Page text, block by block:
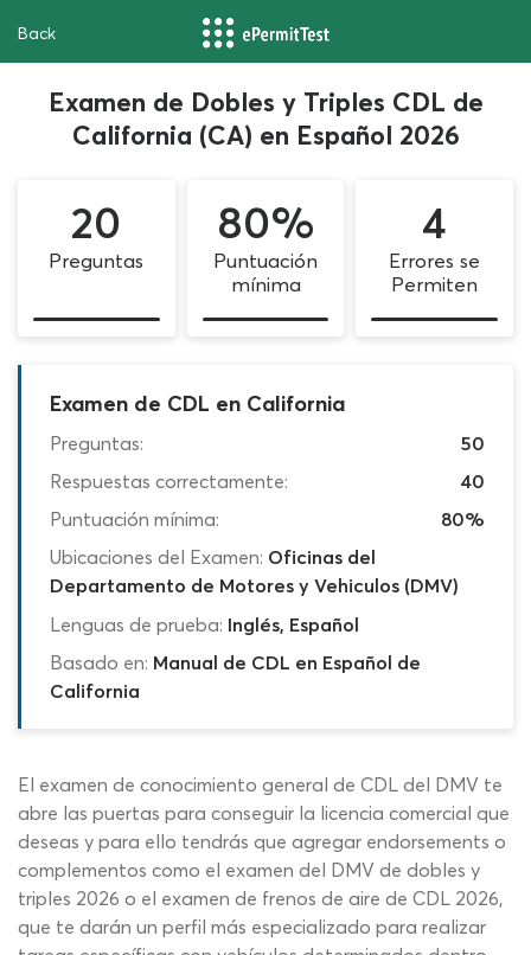
Back
Examen de Dobles y Triples CDL de
California (CA) en Español 2026
20
Preguntas
80%
Puntuación
mínima
4
Errores se
Permiten
Examen de CDL en California
Preguntas:
50
Respuestas correctamente:
40
Puntuación mínima:
80%
Ubicaciones del Examen: Oficinas del
Departamento de Motores y Vehiculos (DMV)
Lenguas de prueba: Inglés, Español
Basado en: Manual de CDL en Español de
California
El examen de conocimiento general de CDL del DMV te
abre las puertas para conseguir la licencia comercial que
deseas y para ello tendrás que agregar endorsements o
complementos como el examen del DMV de dobles y
triples 2026 o el examen de frenos de aire de CDL 2026,
que te darán un perfil más especializado para realizar